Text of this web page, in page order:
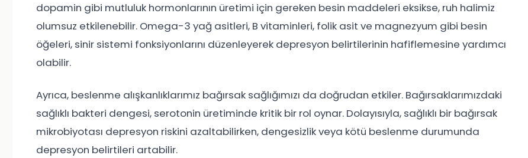
dopamin gibi mutluluk hormonlarının üretimi için gereken besin maddeleri eksikse, ruh halimiz
olumsuz etkilenebilir. Omega-3 yağ asitleri, B vitaminleri, folik asit ve magnezyum gibi besin
öğeleri, sinir sistemi fonksiyonlarını düzenleyerek depresyon belirtilerinin hafiflemesine yardımcı
olabilir.
Ayrıca, beslenme alışkanlıklarımız bağırsak sağlığımızı da doğrudan etkiler. Bağırsaklarımızdaki
sağlıklı bakteri dengesi, serotonin üretiminde kritik bir rol oynar. Dolayısıyla, sağlıklı bir bağırsak
mikrobiyotası depresyon riskini azaltabilirken, dengesizlik veya kötü beslenme durumunda
depresyon belirtileri artabilir.